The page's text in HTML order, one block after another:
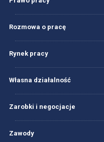
Rozmowa o pracę
Rynek pracy
Własna działalność
Zarobki i negocjacje
Zawody